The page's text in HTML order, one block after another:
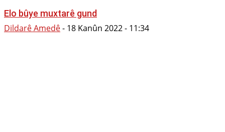
Elo bûye muxtarê gund
Dildarê Amedê- 18 Kanûn 2022 - 11:34